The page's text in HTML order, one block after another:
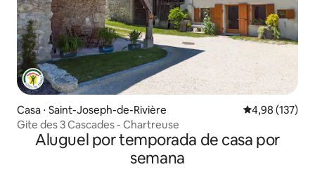
Casa ⋅ Saint-Joseph-de-Rivière 4,98 de uma
4,98 (137)
Gite des 3 Cascades - Chartreuse
Aluguel por temporada de casa por
semana